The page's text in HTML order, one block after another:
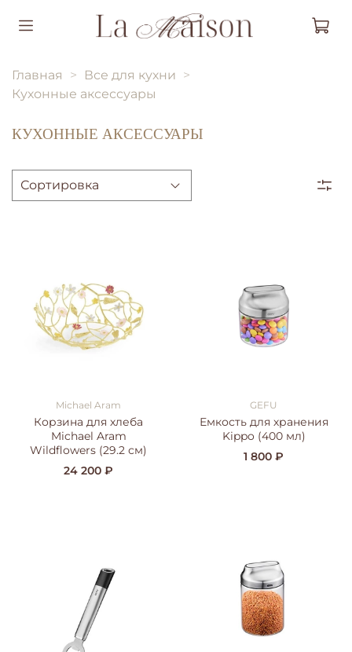
Главная
Все для кухни
Кухонные аксессуары
КУХОННЫЕ АКСЕССУАРЫ
Michael Aram
Корзина для хлеба
Michael Aram
Wildflowers (29.2 см)
24 200 ₽
GEFU
Емкость для хранения
Kippo (400 мл)
1 800 ₽